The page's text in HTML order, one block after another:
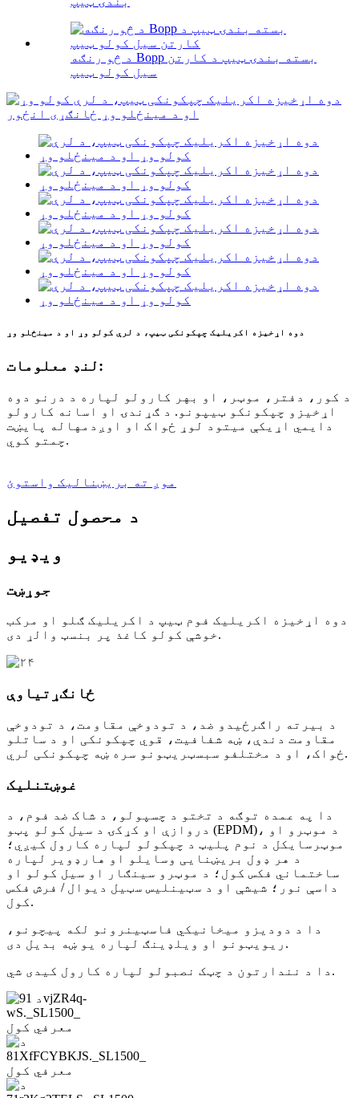
د څو رنګه Bopp بسته بندۍ ټیپ د کارتن
سیل کولو ټیپ
دوه اړخیزه اکریلیک چپکونکی ټیپ، د لرې کولو وړ او د مینځلو وړ
لنډ معلومات:
د کور، دفتر، موټر، او بهر کارولو لپاره د درنو دوه
اړخیزو چپکونکو ټیپونو. د ګړندۍ او اسانه کارولو
دایمي اړیکې میتود لوړ ځواک او اوږدمهاله پایښت
چمتو کوي.
موږ ته بریښنالیک واستوئ
د محصول تفصیل
ویډیو
جوړښت
دوه اړخیزه اکریلیک فوم ټیپ د اکریلیک ګلو او مرکب
خوشې کولو کاغذ پر بنسټ والړ دی.
ځانګړتیاوې
د بیرته راګرځیدو ضد، د تودوخې مقاومت، د تودوخې
مقاومت دندې، ښه شفافیت، قوي چپکونکی او د ساتلو
ځواک، او د مختلفو سبسټریټونو سره ښه چپکونکی لري.
غوښتنلیک
دا په عمده توګه د تختو د چسپولو، د شاک ضد فوم، د
دروازې او کړکۍ د سیل کولو پټو (EPDM)، د موټرو او
موټرسایکل د نوم پلیټ د چپکولو لپاره کارول کیږي؛
د هر ډول بریښنایی وسایلو او هارډویر لپاره
ساختماني فکس کول؛ د موټرو سینګار او سیل کولو او
داسې نور؛ شیشې او د سټینلیس سټیل دیوال / فرش فکس
کول.
دا د دودیزو میخانیکي فاسټینرونو لکه پیچونو،
ریویټونو او ویلډینګ لپاره یو ښه بدیل دی.
دا د نندارتون د چټک نصبولو لپاره کارول کیدی شي.